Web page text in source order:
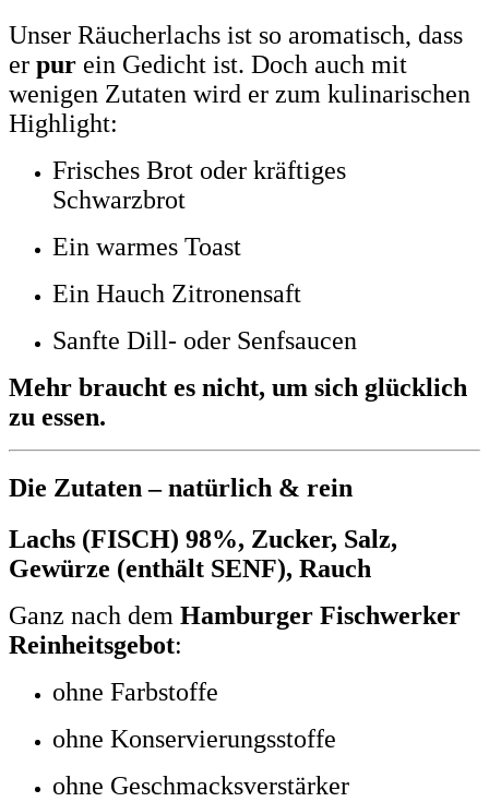
Unser Räucherlachs ist so aromatisch, dass
er pur ein Gedicht ist. Doch auch mit
wenigen Zutaten wird er zum kulinarischen
Highlight:
Frisches Brot oder kräftiges
Schwarzbrot
Ein warmes Toast
Ein Hauch Zitronensaft
Sanfte Dill- oder Senfsaucen
Mehr braucht es nicht, um sich glücklich
zu essen.
Die Zutaten – natürlich & rein
Lachs (FISCH) 98%, Zucker, Salz,
Gewürze (enthält SENF), Rauch
Ganz nach dem Hamburger Fischwerker
Reinheitsgebot:
ohne Farbstoffe
ohne Konservierungsstoffe
ohne Geschmacksverstärker